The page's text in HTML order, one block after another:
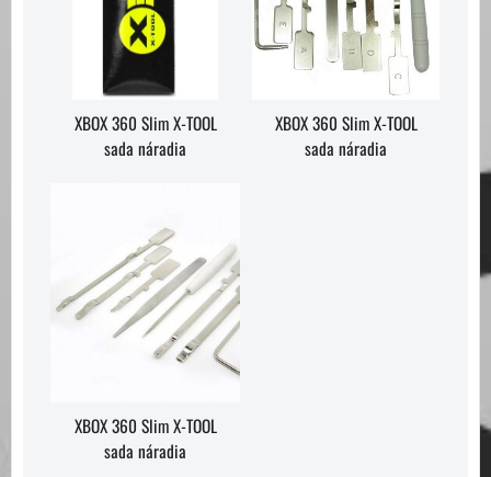
XBOX 360 Slim X-TOOL
sada náradia
XBOX 360 Slim X-TOOL
sada náradia
XBOX 360 Slim X-TOOL
sada náradia